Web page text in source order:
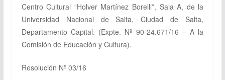
Centro Cultural “Holver Martínez Borelli”, Sala A, de la
Universidad Nacional de Salta, Ciudad de Salta,
Departamento Capital. (Expte. Nº 90-24.671/16 – A la
Comisión de Educación y Cultura).
Resolución Nº 03/16